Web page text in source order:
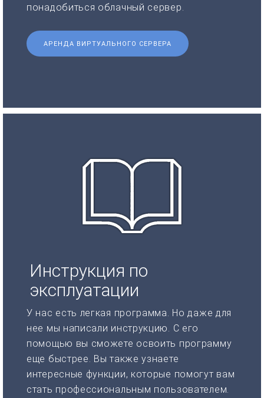
понадобиться облачный сервер.
АРЕНДА ВИРТУАЛЬНОГО СЕРВЕРА
Инструкция по
эксплуатации
У нас есть легкая программа. Но даже для
нее мы написали инструкцию. С его
помощью вы сможете освоить программу
еще быстрее. Вы также узнаете
интересные функции, которые помогут вам
стать профессиональным пользователем.